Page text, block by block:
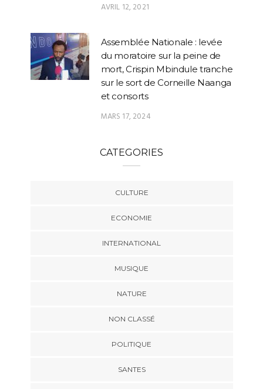
AVRIL 12, 2021
Assemblée Nationale : levée
du moratoire sur la peine de
mort, Crispin Mbindule tranche
sur le sort de Corneille Naanga
et consorts
MARS 17, 2024
CATEGORIES
CULTURE
ECONOMIE
INTERNATIONAL
MUSIQUE
NATURE
NON CLASSÉ
POLITIQUE
SANTES